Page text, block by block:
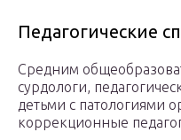
Педагогические
Средним
сурдологи,
детьми с патологиями
коррекционные